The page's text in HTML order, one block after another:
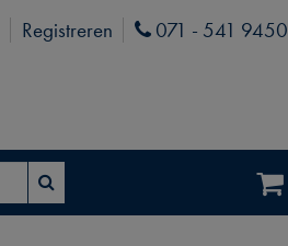
Registreren Phone
071 - 541 9450